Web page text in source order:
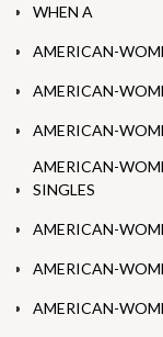
WHEN A
AMERICAN-
AMERICAN-
AMERICAN-
AMERICAN-
SINGLES
AMERICAN-
AMERICAN-
AMERICAN-